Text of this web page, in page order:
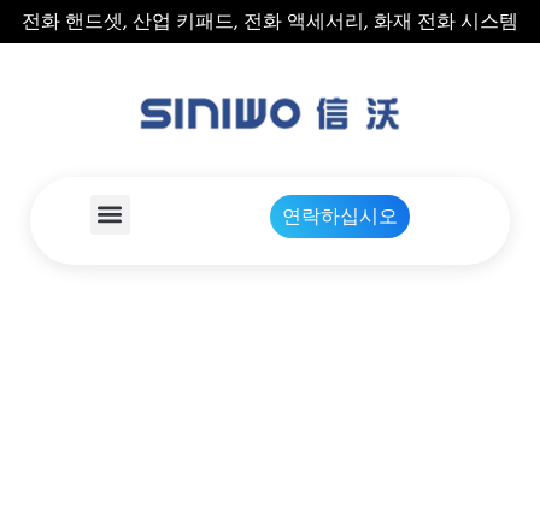
전화 핸드셋, 산업 키패드, 전화 액세서리, 화재 전화 시스템
연락하십시오